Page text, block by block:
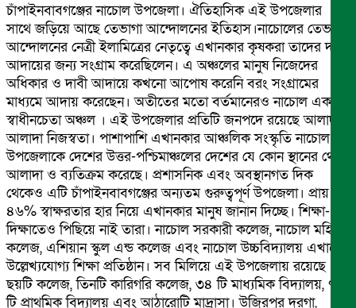
চাঁপাইনবাবগঞ্জের নাচোল উপজেলা। ঐতিহাসিক এই উপজেলার
সাথে জড়িয়ে আছে তেভাগা আন্দোলনের ইতিহাস।নাচোলের তেভাগা
আন্দোলনের নেত্রী ইলামিত্রের নেতৃত্বে এখানকার কৃষকরা তাদের দাবী
আদায়ের জন্য সংগ্রাম করেছিলেন। এ অঞ্চলের মানুষ নিজেদের
অধিকার ও দাবী আদায়ে কখনো আপোষ করেনি বরং সংগ্রামের
মাধ্যমে আদায় করেছেন। অতীতের মতো বর্তমানেরও নাচোল একটি
স্বাধীনচেতা অঞ্চল । এই উপজেলার প্রতিটি জনপদে রয়েছে আলাদা
আলাদা নিজস্বতা। পাশাপাশি এখানকার আঞ্চলিক সংস্কৃতি নাচোল
উপজেলাকে দেশের উত্তর-পশ্চিমাঞ্চলের দেশের যে কোন স্থানের থেকে
আলাদা ও ব্যতিক্রম করেছে। প্রশাসনিক এবং অবস্থানগত দিক
থেকেও এটি চাঁপাইনবাবগঞ্জের অন্যতম গুরুত্বপূর্ণ উপজেলা। প্রায়
৪৬% স্বাক্ষরতার হার নিয়ে এখানকার মানুষ জানান দিচ্ছে। শিক্ষা-
দিক্ষাতেও পিছিয়ে নাই তারা। নাচোল সরকারী কলেজ, নাচোল মহিলা
কলেজ, এশিয়ান স্কুল এন্ড কলেজ এবং নাচোল উচ্চবিদ্যালয় এখানে
উল্লেখ্যযোগ্য শিক্ষা প্রতিষ্ঠান। সব মিলিয়ে এই উপজেলায় রয়েছে
ছয়টি কলেজ, তিনটি কারিগরি কলেজ, ৩৪ টি মাধ্যমিক বিদ্যালয়, ৭৭
টি প্রাথমিক বিদ্যালয় এবং আঠারোটি মাদ্রাসা। উজিরপুর দরগা,